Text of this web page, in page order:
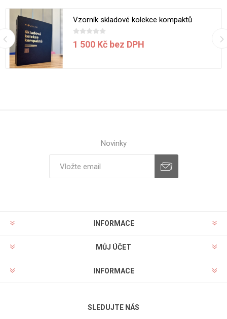
Vzorník skladové kolekce kompaktů
1 500 Kč bez DPH
Novinky
INFORMACE
MŮJ ÚČET
INFORMACE
SLEDUJTE NÁS